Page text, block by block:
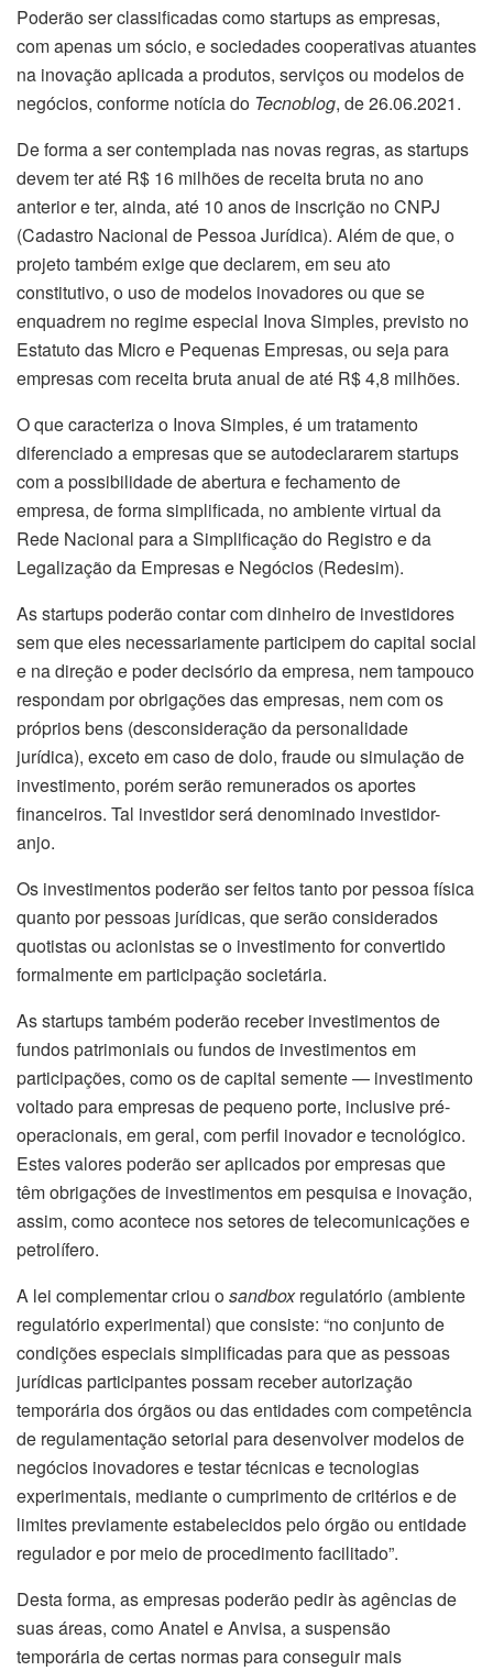
Poderão ser classificadas como startups as empresas,
com apenas um sócio, e sociedades cooperativas atuantes
na inovação aplicada a produtos, serviços ou modelos de
negócios, conforme notícia do Tecnoblog, de 26.06.2021.
De forma a ser contemplada nas novas regras, as startups
devem ter até R$ 16 milhões de receita bruta no ano
anterior e ter, ainda, até 10 anos de inscrição no CNPJ
(Cadastro Nacional de Pessoa Jurídica). Além de que, o
projeto também exige que declarem, em seu ato
constitutivo, o uso de modelos inovadores ou que se
enquadrem no regime especial Inova Simples, previsto no
Estatuto das Micro e Pequenas Empresas, ou seja para
empresas com receita bruta anual de até R$ 4,8 milhões.
O que caracteriza o Inova Simples, é um tratamento
diferenciado a empresas que se autodeclararem startups
com a possibilidade de abertura e fechamento de
empresa, de forma simplificada, no ambiente virtual da
Rede Nacional para a Simplificação do Registro e da
Legalização da Empresas e Negócios (Redesim).
As startups poderão contar com dinheiro de investidores
sem que eles necessariamente participem do capital social
e na direção e poder decisório da empresa, nem tampouco
respondam por obrigações das empresas, nem com os
próprios bens (desconsideração da personalidade
jurídica), exceto em caso de dolo, fraude ou simulação de
investimento, porém serão remunerados os aportes
financeiros. Tal investidor será denominado investidor-
anjo.
Os investimentos poderão ser feitos tanto por pessoa física
quanto por pessoas jurídicas, que serão considerados
quotistas ou acionistas se o investimento for convertido
formalmente em participação societária.
As startups também poderão receber investimentos de
fundos patrimoniais ou fundos de investimentos em
participações, como os de capital semente — investimento
voltado para empresas de pequeno porte, inclusive pré-
operacionais, em geral, com perfil inovador e tecnológico.
Estes valores poderão ser aplicados por empresas que
têm obrigações de investimentos em pesquisa e inovação,
assim, como acontece nos setores de telecomunicações e
petrolífero.
A lei complementar criou osandboxregulatório (ambiente
regulatório experimental) que consiste: “no conjunto de
condições especiais simplificadas para que as pessoas
jurídicas participantes possam receber autorização
temporária dos órgãos ou das entidades com competência
de regulamentação setorial para desenvolver modelos de
negócios inovadores e testar técnicas e tecnologias
experimentais, mediante o cumprimento de critérios e de
limites previamente estabelecidos pelo órgão ou entidade
regulador e por meio de procedimento facilitado”.
Desta forma, as empresas poderão pedir às agências de
suas áreas, como Anatel e Anvisa, a suspensão
temporária de certas normas para conseguir mais